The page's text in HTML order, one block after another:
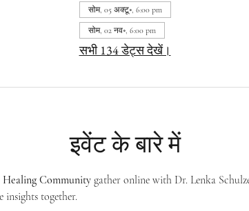
सोम, 05 अक्टू॰, 6:00 pm
सोम, 02 नव॰, 6:00 pm
सभी 134 डेट्स देखें।
इवेंट के बारे में
Healing Community gather online with Dr. Lenka
insights together.